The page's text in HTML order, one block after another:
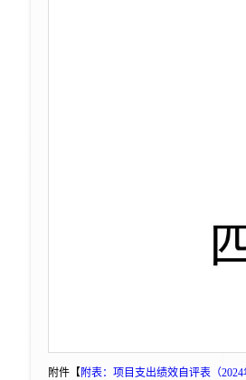
附件【附表：项目支出绩效自评表（